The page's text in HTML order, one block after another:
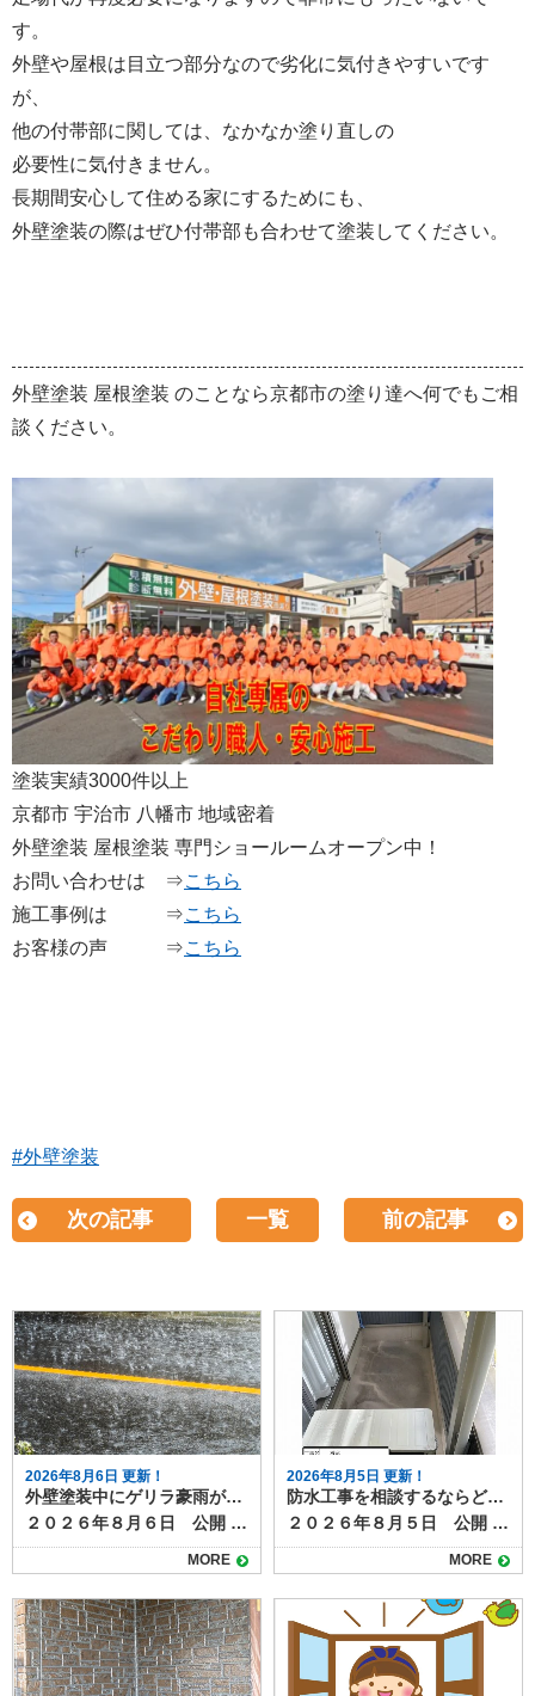
す。
外壁や屋根は目立つ部分なので劣化に気付きやすいです
が、
他の付帯部に関しては、なかなか塗り直しの
必要性に気付きません。
長期間安心して住める家にするためにも、
外壁塗装の際はぜひ付帯部も合わせて塗装してください。
外壁塗装 屋根塗装 のことなら京都市の塗り達へ何でもご相
談ください。
塗装実績3000件以上
京都市 宇治市 八幡市 地域密着
外壁塗装 屋根塗装 専門ショールームオープン中！
お問い合わせは ⇒こちら
施工事例は ⇒こちら
お客様の声 ⇒こちら
#外壁塗装
次の記事 一覧 前の記事
2026年8月6日 更新！
外壁塗装中にゲリラ豪雨が降ったら？工事への影響と対応方法
２０２６年８月６日 公開 夏場を中心に増えているゲリラ豪雨は、外壁塗装工事にも大きな影響を与えます。 短時間で強い雨が降ると、塗料の仕上がり不良や工期の延長につながるため、現場では慎重な判断が求められます。 本記事では、突然の雨が外壁塗装工事に与える影響と、業者が行う対策について解説します。 目次ゲリラ豪雨が工事に与える影響塗料の密着不良色ムラや白化現象工期の延長施工業者が行う雨対策天気予報の細かなチェック塗装前の作業判断養生やシートでの防護工事中にゲリラ豪雨が降った場合の流れ施主ができる心構えまとめ ゲリラ豪雨が工事に与える影響 工事中のゲリラ豪雨が与える仕上がりや耐久性への影響を確認しておきましょう。 塗料の密着不良 塗装面が濡れた状態で塗料が付着すると、乾燥後に剥がれやすくなります。特に下塗り前や塗料の乾燥途中に雨が降ると、仕上がりや耐久性に影響します。 色ムラや白化現象 塗料が完全に乾く前に雨水が付着すると、表面が白っぽく濁ったり色ムラが発生します。この状態になると塗り直しが必要です。 工期の延長 ゲリラ豪雨は予測が難しいため、作業を中断したり翌日以降に工程をずらすことがあります。乾燥時間の確保も必要なため、予定より工期が伸びる場合があります。 施工業者が行う雨対策 塗装工事の施工業者は、天気予報によって、 ①雨が降り出すまで作業し、降ってきたらすぐに中断する ②１日中降りそうなので、最初から今日の作業を中止する のいずれかの判断をします。 ゲリラ豪雨などお天気の具合は、予報を見ていてもなかなか予測がつきづらいものですが、施工業者は事前に次のような対策を行って、急な雨に備えています。 天気予報の細かなチェック 近年は1時間単位のピンポイント予報が利用でき、工事前や休憩時間にも確認して作業スケジュールを調整します。 塗装前の作業判断 雨雲レーダーで豪雨の可能性が高い場合は、塗装工程を行わず、養生や下地調整など雨の影響を受けにくい作業に切り替えます。 養生やシートでの防護 作業中に急な雨が降った際は、足場のメッシュシートやビニールで塗装面を覆い、雨水の付着を防ぎます。 工事中にゲリラ豪雨が降った場合の流れ 塗装工事中にゲリラ豪雨に見舞われた場合には、次のように対応するのが一般的です。 作業を即時中断し、塗装面を雨から守る 雨が止んだら塗装面の水分を拭き取り、乾燥を確認 必要に応じて、部分的に再塗装を実施 乾燥状態が確保できない場合は翌日以降に作業を延期 塗料は余分な水分が混ざると耐久性や仕上がりに影響ができます。乾燥前に雨にあたらないようにすることと、作業を再開する際には、雨の影響を確認し、必要に応じて再塗装するなど修正が必要になります。 乾燥時間をしっかりとり、次の工程に移るためにも、雨の日やその翌日はしっかりと時間をとりますので、工期が伸びることもあります。 施主ができる心構え ゲリラ豪雨に限らず、天候が塗装工事に与える影響について事前に知っておくと、不安にならずに過ごすことができます。 夏場や梅雨時期は、工期が天候に左右されやすいことを理解する 工期延長があっても無理に急がせず、品質重視で進めてもらう 工事前の打ち合わせで「雨天時の対応方針」を確認しておく など、「家の外の工事は天気次第。さらに塗装は雨の影響を受け耐久性や仕上がりにも影響がある」ことを知っておきましょう。 まとめ 外壁塗装は天候の影響を大きく受ける工事です。ゲリラ豪雨が発生すると作業が中断され、工期が延びることもありますが、品質を守るためには必要な判断です。信頼できる業者であれば、天候を見極めながら安全かつ丁寧に作業を進めてくれます。 雨天時の対応は、塗装工程の進み具合や、今どんなことを行っているかによっても個々のケースで異なります。 実際に工事をしている場合は、施工店に「雨の場合の作業はどうなるのか」事前に確認しておくとよいでしょう。
MORE
2026年8月5日 更新！
防水工事を相談するならどこに？状況別の相談先と選び方
２０２６年８月５日 公開 屋上やベランダの防水層が劣化すると、雨漏りや建物内部の腐食につながります。そのため定期的なメンテナンスや必要な補修工事が必要になりますが、いざ防水工事を検討するとなると、「どこに相談すればよいのか分からない」という方は多いのではないでしょうか。 スムーズで意味のある防水工事を行うためには、相談先の選び方も大切です。 今回は、防水工事の相談先とその特徴を整理します。 目次防水工事の主な相談先防水工事専門業者外壁塗装・屋根工事業者ハウスメーカー・工務店管理会社（マンション・アパートの場合）防水工事の状況別のおすすめ相談先戸建住宅で雨漏りが発生している場合外壁や屋根の塗装時期と重なっている場合新築から数年以内の場合マンションやアパートの屋上防水相談前に準備しておくこと防水工事のご相談は塗り達！ 防水工事の主な相談先 防水工事の施工ができる業者や相談できる先として、次のようなところがあげられます。 防水工事専門業者 最も直接的で専門的な知識を持っているのが防水工事専門業者です。ウレタン防水、シート防水、FRP防水など各工法の特徴や費用感、耐用年数を具体的に説明してもらえます。 また、現地調査後に複数の工法を比較提案してくれる業者も多く、選択肢を広く持てます。 外壁塗装・屋根工事業者 防水工事を取り扱う塗装店や屋根業者もあります。外壁や屋根のメンテナンスと同時に依頼できるため、足場の共用で費用を抑えられる場合があります。ただし、防水専門ではない場合もあるため、施工実績や担当職人の資格を確認しましょう。 ハウスメーカー・工務店 新築時に依頼したハウスメーカーや工務店も相談先のひとつです。もともとの施工方法や、下地の種類、過去の施工履歴を把握しているため、適切な修繕方法を提案してもらえる可能性があります。ただし、下請け業者を通すため中間マージンが発生し、費用が割高になることがあります。 管理会社（マンション・アパートの場合） 集合住宅であれば、施工店へ直接連絡せず、まずは管理会社や管理組合に相談するのが基本です。共用部分の防水工事は所有者単独では決定できないため、調査や見積もりの手配も管理会社が行います。 防水工事の状況別のおすすめ相談先 防水工事は全面改修や部分改修のほか、表面のトップコートだけ塗り替える場合、雨漏りしていて下地事取り換える必要がる場合など、様々なケースがあります。下記に、事例を挙げておススメの相談先をご紹介します。 戸建住宅で雨漏りが発生している場合 防水工事専門業者に直接相談し、現地調査で原因を特定してもらうのが早道です。防水工事の補修のほか、雨漏り補修が必要になります。雨漏り専門店なども相談先になるでしょう。 外壁や屋根の塗装時期と重なっている場合 外壁塗装業者や屋根工事業者にまとめて依頼すると、塗装用に組む足場を使えるのでコストダウンになります。塗装工事店でも防水工事を扱っている施工店があるので、確認してみましょう。 新築から数年以内の場合 保証期間内であればハウスメーカーに相談し、無償修繕が可能か確認します。防水工事は５～１０年ほどの耐久性があるため、築後数年であれば、初期不良の可能性があります。 マンションやアパートの屋上防水 管理会社・管理組合経由で計画的に工事を進める必要があります。一戸だけ部分的な補修が必要になるケースもあれば、建物全体で一度にメンテナンスした方がよい場合もあります。ベランダやバルコニーの防水面に不安があれば、直接施工店に相談せず、まずは管理組合などへ連絡してみましょう。 相談前に準備しておくこと 防水工事のメンテナンスを相談する際には次のようなことをまとめて準備しておくと話がスムーズになります。 雨漏りや水たまりなどの症状がいつから発生しているか 範囲や程度が分かる写真 過去の修繕履歴や保証書 特に、過去に修繕したことがある場合は契約書や見積書などを見せられるとよいでしょう。 防水工事のご相談は塗り達！ 防水工事の相談先は状況や建物の種類によって異なります。戸建住宅であれば防水専門業者や塗装店、集合住宅なら管理会社を通すのが基本です。 どこに相談する場合でも、複数社から見積もりを取り、提案内容や保証期間を比較検討することが、後悔しない防水工事につながります。 塗り達では、塗装工事に加えて防水工事の施工も行っています。塗装工事と一緒の施工も可能ですし、防水工事のみの工事も承ります。まずはお気軽にご相談ください。
MORE